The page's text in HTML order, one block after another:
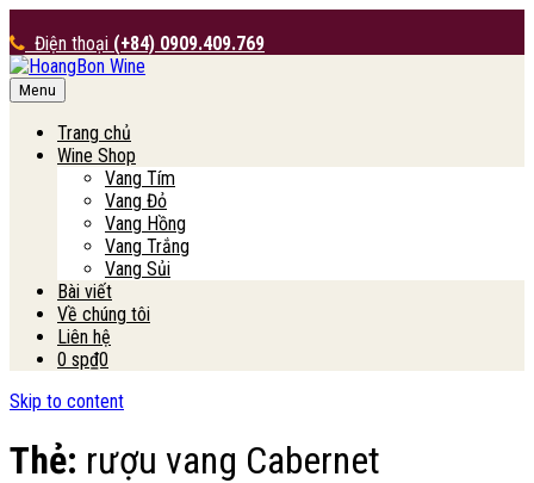
Điện thoại (+84) 0909.409.769
HoangBon Wine
Menu
Trang chủ
Wine Shop
Vang Tím
Vang Đỏ
Vang Hồng
Vang Trắng
Vang Sủi
Bài viết
Về chúng tôi
Liên hệ
0 sp₫0
Skip to content
Thẻ: rượu vang Cabernet